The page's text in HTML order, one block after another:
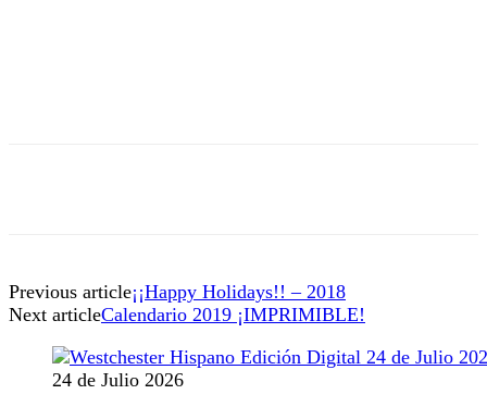
Previous article¡¡Happy Holidays!! – 2018
Next articleCalendario 2019 ¡IMPRIMIBLE!
24 de Julio 2026